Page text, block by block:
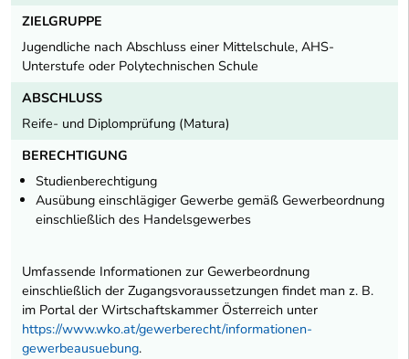
ZIELGRUPPE
Jugendliche nach Abschluss einer Mittelschule, AHS-
Unterstufe oder Polytechnischen Schule
ABSCHLUSS
Reife- und Diplomprüfung (Matura)
BERECHTIGUNG
Studienberechtigung
Ausübung einschlägiger Gewerbe gemäß Gewerbeordnung
einschließlich des Handelsgewerbes
Umfassende Informationen zur Gewerbeordnung
einschließlich der Zugangsvoraussetzungen findet man z. B.
im Portal der Wirtschaftskammer Österreich unter
https://www.wko.at/gewerberecht/informationen-
gewerbeausuebung.